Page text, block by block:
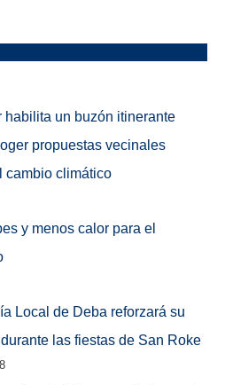
habilita un buzón itinerante
propuestas vecinales
cambio climático
y menos calor para el
Local de Deba reforzará su
las fiestas de San Roke